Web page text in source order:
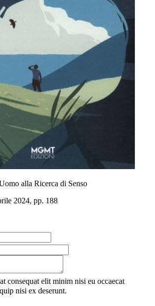
alla Ricerca di Senso
2024, pp. 188
consequat elit minim nisi eu occaecat
nisi ex deserunt.